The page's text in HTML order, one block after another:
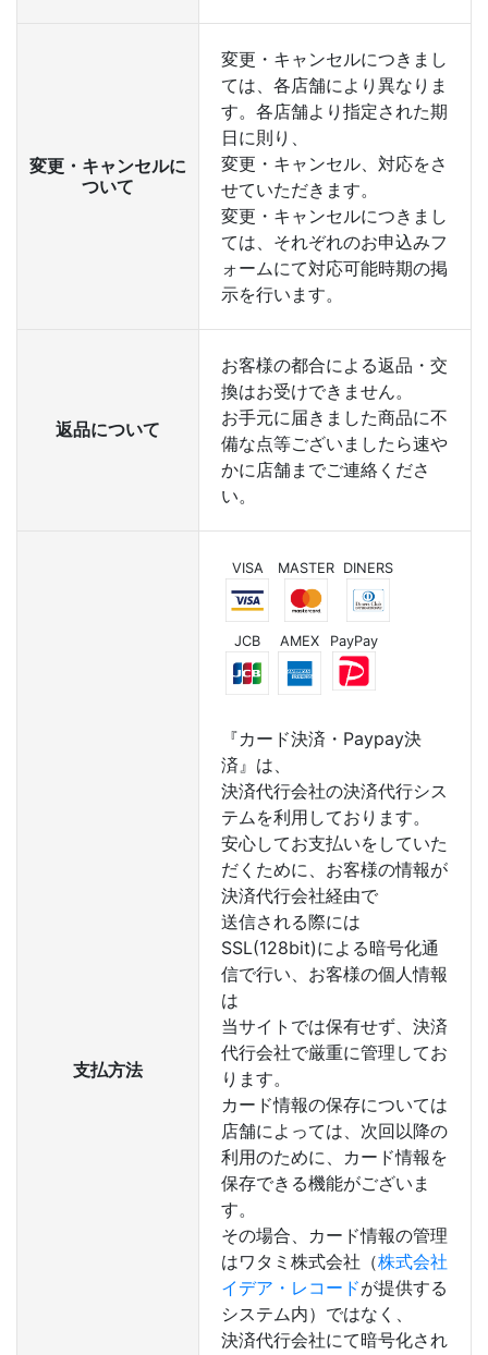
変更・キャンセルに
ついて
変更・キャンセルにつきまし
ては、各店舗により異なりま
す。各店舗より指定された期
日に則り、
変更・キャンセル、対応をさ
せていただきます。
変更・キャンセルにつきまし
ては、それぞれのお申込みフ
ォームにて対応可能時期の掲
示を行います。
返品について
お客様の都合による返品・交
換はお受けできません。
お手元に届きました商品に不
備な点等ございましたら速や
かに店舗までご連絡くださ
い。
支払方法
VISA MASTER DINERS
JCB AMEX PayPay
『カード決済・Paypay決
済』は、
決済代行会社の決済代行シス
テムを利用しております。
安心してお支払いをしていた
だくために、お客様の情報が
決済代行会社経由で
送信される際には
SSL(128bit)による暗号化通
信で行い、お客様の個人情報
は
当サイトでは保有せず、決済
代行会社で厳重に管理してお
ります。
カード情報の保存については
店舗によっては、次回以降の
利用のために、カード情報を
保存できる機能がございま
す。
その場合、カード情報の管理
はワタミ株式会社（株式会社
イデア・レコードが提供する
システム内）ではなく、
決済代行会社にて暗号化され